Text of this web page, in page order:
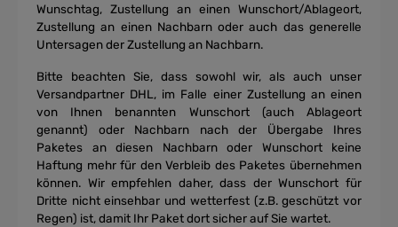
Wunschtag, Zustellung an einen Wunschort/Ablageort,
Zustellung an einen Nachbarn oder auch das generelle
Untersagen der Zustellung an Nachbarn.
Bitte beachten Sie, dass sowohl wir, als auch unser
Versandpartner DHL, im Falle einer Zustellung an einen
von Ihnen benannten Wunschort (auch Ablageort
genannt) oder Nachbarn nach der Übergabe Ihres
Paketes an diesen Nachbarn oder Wunschort keine
Haftung mehr für den Verbleib des Paketes übernehmen
können. Wir empfehlen daher, dass der Wunschort für
Dritte nicht einsehbar und wetterfest (z.B. geschützt vor
Regen) ist, damit Ihr Paket dort sicher auf Sie wartet.